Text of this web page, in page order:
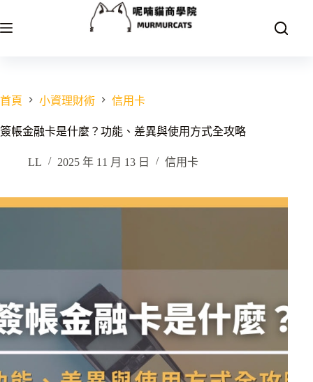
至
容
首頁 小資理財術 信用卡
簽帳金融卡是什麼？功能、差異與使用方式全攻略
LL 2025 年 11 月 13 日 信用卡